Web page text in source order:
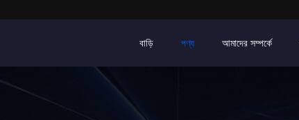
বাড়ি পণ্য আমাদের সম্পর্কে